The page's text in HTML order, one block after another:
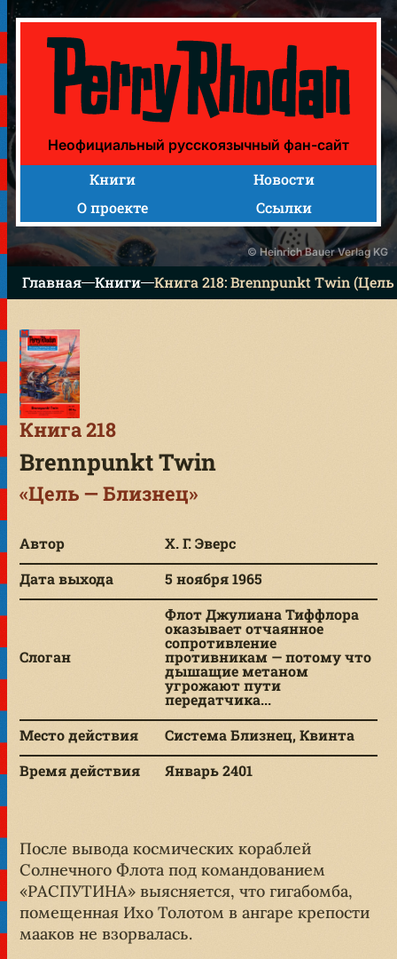
Книга 218: Brennpunkt Twin (Цель — Близнец)
Неофициальный русскоязычный фан-сайт
Книги
Новости
О проекте
Ссылки
© Heinrich Bauer Verlag KG
Главная Книги Книга 218: Brennpunkt Twin
Книга 218
Brennpunkt Twin
«Цель — Близнец»
Автор
Х. Г. Эверс
Дата выхода
5 ноября 1965
Слоган
Флот Джулиана Тиффлора
оказывает отчаянное
сопротивление
противникам — потому что
дышащие метаном
угрожают пути
передатчика...
Место действия
Система Близнец, Квинта
Время действия
Январь 2401
После вывода космических кораблей
Солнечного Флота под командованием
«РАСПУТИНА» выясняется, что гигабомба,
помещенная Ихо Толотом в ангаре крепости
мааков не взорвалась.